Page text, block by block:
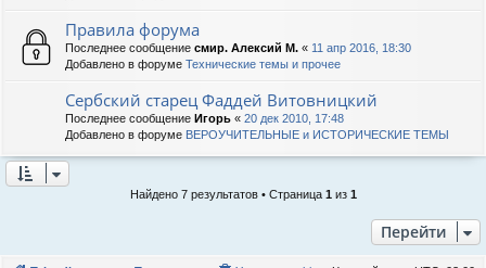
Правила форума
Последнее сообщение смир. Алексий М. « 11 апр 2016, 18:30
Добавлено в форуме Технические темы и прочее
Сербский старец Фаддей Витовницкий
Последнее сообщение Игорь « 20 дек 2010, 17:48
Добавлено в форуме ВЕРОУЧИТЕЛЬНЫЕ и ИСТОРИЧЕСКИЕ ТЕМЫ
Найдено 7 результатов • Страница 1 из 1
Перейти